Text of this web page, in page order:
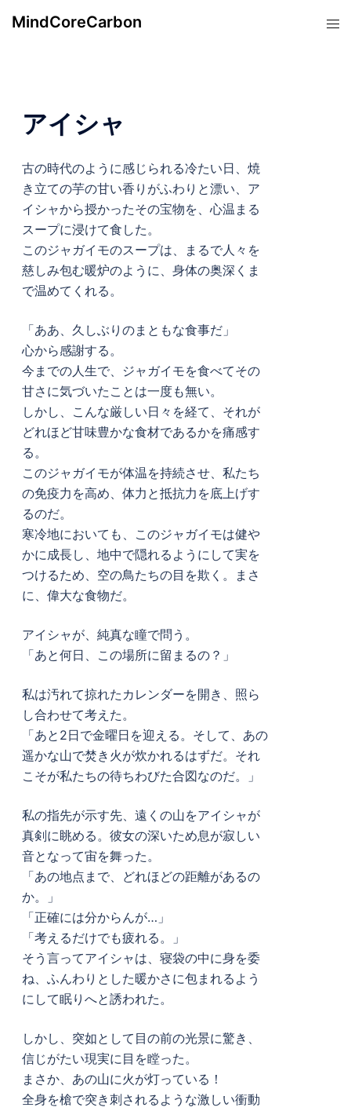
MindCoreCarbon
ト
アイシャ
古の時代のように感じられる冷たい日、焼
き立ての芋の甘い香りがふわりと漂い、ア
イシャから授かったその宝物を、心温まる
スープに浸けて食した。
このジャガイモのスープは、まるで人々を
慈しみ包む暖炉のように、身体の奥深くま
で温めてくれる。
「ああ、久しぶりのまともな食事だ」
心から感謝する。
今までの人生で、ジャガイモを食べてその
甘さに気づいたことは一度も無い。
しかし、こんな厳しい日々を経て、それが
どれほど甘味豊かな食材であるかを痛感す
る。
このジャガイモが体温を持続させ、私たち
の免疫力を高め、体力と抵抗力を底上げす
るのだ。
寒冷地においても、このジャガイモは健や
かに成長し、地中で隠れるようにして実を
つけるため、空の鳥たちの目を欺く。まさ
に、偉大な食物だ。
アイシャが、純真な瞳で問う。
「あと何日、この場所に留まるの？」
私は汚れて掠れたカレンダーを開き、照ら
し合わせて考えた。
「あと2日で金曜日を迎える。そして、あの
遥かな山で焚き火が炊かれるはずだ。それ
こそが私たちの待ちわびた合図なのだ。」
私の指先が示す先、遠くの山をアイシャが
真剣に眺める。彼女の深いため息が寂しい
音となって宙を舞った。
「あの地点まで、どれほどの距離があるの
か。」
「正確には分からんが…」
「考えるだけでも疲れる。」
そう言ってアイシャは、寝袋の中に身を委
ね、ふんわりとした暖かさに包まれるよう
にして眠りへと誘われた。
しかし、突如として目の前の光景に驚き、
信じがたい現実に目を瞠った。
まさか、あの山に火が灯っている！
全身を槍で突き刺されるような激しい衝動